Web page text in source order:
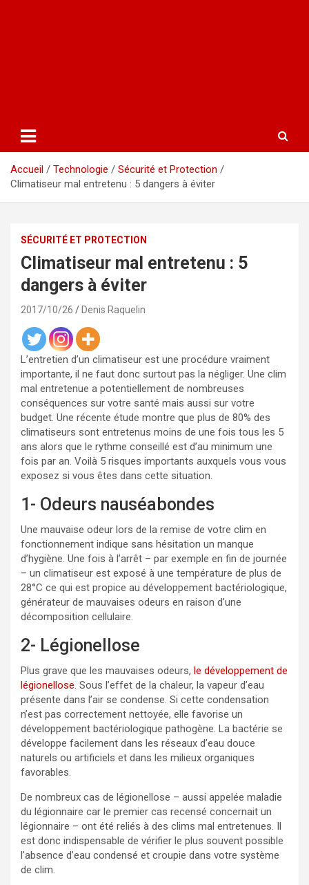
Accueil Technologie
Sécurité et Protection
Climatiseur mal entretenu : 5 dangers à éviter
SÉCURITÉ ET PROTECTION
Climatiseur mal entretenu : 5
dangers à éviter
2017/10/26 Denis Raquelin
L’entretien d’un climatiseur est une procédure vraiment
importante, il ne faut donc surtout pas la négliger. Une clim
mal entretenue a potentiellement de nombreuses
conséquences sur votre santé mais aussi sur votre
budget. Une récente étude montre que plus de 80% des
climatiseurs sont entretenus moins de une fois tous les 5
ans alors que le rythme conseillé est d’au minimum une
fois par an. Voilà 5 risques importants auxquels vous vous
exposez si vous êtes dans cette situation.
1- Odeurs nauséabondes
Une mauvaise odeur lors de la remise de votre clim en
fonctionnement indique sans hésitation un manque
d’hygiène. Une fois à l’arrêt – par exemple en fin de journée
– un climatiseur est exposé à une température de plus de
28°C ce qui est propice au développement bactériologique,
générateur de mauvaises odeurs en raison d’une
décomposition cellulaire.
2- Légionellose
Plus grave que les mauvaises odeurs, le développement de
légionellose. Sous l’effet de la chaleur, la vapeur d’eau
présente dans l’air se condense. Si cette condensation
n’est pas correctement nettoyée, elle favorise un
développement bactériologique pathogène. La bactérie se
développe facilement dans les réseaux d’eau douce
naturels ou artificiels et dans les milieux organiques
favorables.
De nombreux cas de légionellose – aussi appelée maladie
du légionnaire car le premier cas recensé concernait un
légionnaire – ont été reliés à des clims mal entretenues. Il
est donc indispensable de vérifier le plus souvent possible
l’absence d’eau condensé et croupie dans votre système
de clim.